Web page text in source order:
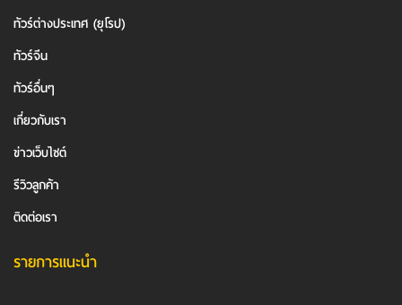
ทัวร์ต่างประเทศ (ยุโรป)
ทัวร์จีน
ทัวร์อื่นๆ
เกี่ยวกับเรา
ข่าวเว็บไซต์
รีวิวลูกค้า
ติดต่อเรา
รายการแนะนำ